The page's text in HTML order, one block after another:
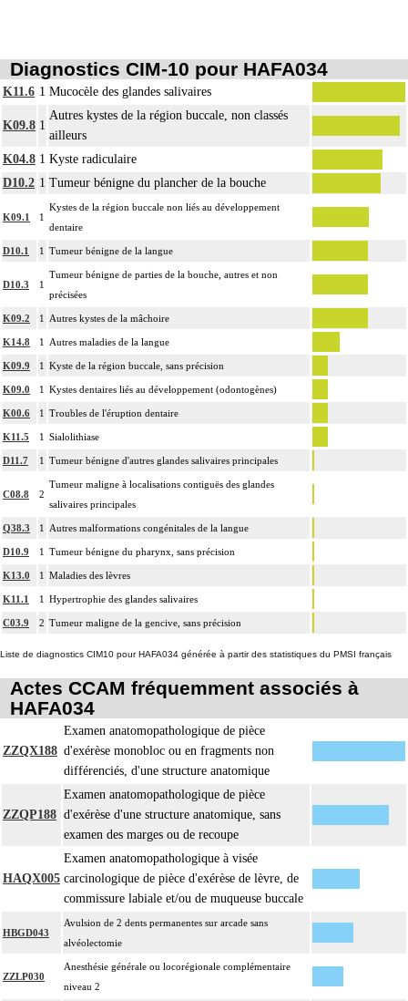
Diagnostics CIM-10 pour HAFA034
K11.6 1 Mucocèle des glandes salivaires
K09.8 1
Autres kystes de la région buccale, non classés
ailleurs
K04.8 1 Kyste radiculaire
D10.2 1 Tumeur bénigne du plancher de la bouche
K09.1 1
Kystes de la région buccale non liés au développement
dentaire
D10.1 1 Tumeur bénigne de la langue
D10.3 1
Tumeur bénigne de parties de la bouche, autres et non
précisées
K09.2 1 Autres kystes de la mâchoire
K14.8 1 Autres maladies de la langue
K09.9 1 Kyste de la région buccale, sans précision
K09.0 1 Kystes dentaires liés au développement (odontogènes)
K00.6 1 Troubles de l'éruption dentaire
K11.5 1 Sialolithiase
D11.7 1 Tumeur bénigne d'autres glandes salivaires principales
C08.8 2
Tumeur maligne à localisations contiguës des glandes
salivaires principales
Q38.3 1 Autres malformations congénitales de la langue
D10.9 1 Tumeur bénigne du pharynx, sans précision
K13.0 1 Maladies des lèvres
K11.1 1 Hypertrophie des glandes salivaires
C03.9 2 Tumeur maligne de la gencive, sans précision
Liste de diagnostics CIM10 pour HAFA034 générée à partir des statistiques du PMSI français
Actes CCAM fréquemment associés à
HAFA034
ZZQX188
Examen anatomopathologique de pièce
d'exérèse monobloc ou en fragments non
différenciés, d'une structure anatomique
ZZQP188
Examen anatomopathologique de pièce
d'exérèse d'une structure anatomique, sans
examen des marges ou de recoupe
HAQX005
Examen anatomopathologique à visée
carcinologique de pièce d'exérèse de lèvre, de
commissure labiale et/ou de muqueuse buccale
HBGD043
Avulsion de 2 dents permanentes sur arcade sans
alvéolectomie
ZZLP030
Anesthésie générale ou locorégionale complémentaire
niveau 2